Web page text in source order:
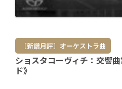
［新譜月評］オーケストラ曲
ショスタコーヴィチ：交響
ド》